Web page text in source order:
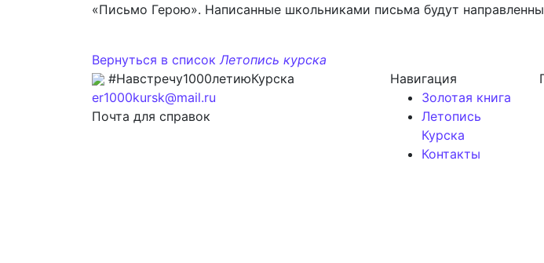
«Письмо Герою». Написанные школьниками письма будут
Вернуться в список Летопись курска
#Навстречу1000летиюКурска
er1000kursk@mail.ru
Почта для справок
Навигация
Золотая книга
Летопись
Курска
Контакты